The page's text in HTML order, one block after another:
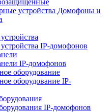
Домофоны и
IP-домофонов
IP-домофонов
оборудование
оборудование IP-
IP-домофонов